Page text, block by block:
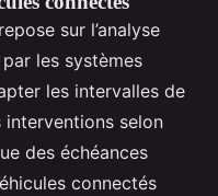
sur l’analyse
les systèmes
les intervalles de
interventions selon
des échéances
connectés